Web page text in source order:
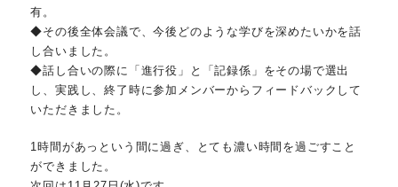
有。
◆その後全体会議で、今後どのような学びを深めたいかを話
し合いました。
◆話し合いの際に「進行役」と「記録係」をその場で選出
し、実践し、終了時に参加メンバーからフィードバックして
いただきました。
1時間があっという間に過ぎ、とても濃い時間を過ごすこと
ができました。